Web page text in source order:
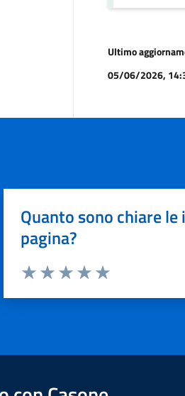
Ultimo
05/06/2026,
Quanto sono chiare
pagina?